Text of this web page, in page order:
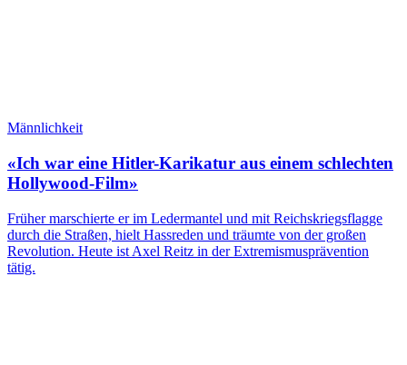
Männlichkeit
«Ich war eine Hitler-Karikatur aus einem schlechten
Hollywood-Film»
Früher marschierte er im Ledermantel und mit Reichskriegsflagge
durch die Straßen, hielt Hassreden und träumte von der großen
Revolution. Heute ist Axel Reitz in der Extremismusprävention
tätig.